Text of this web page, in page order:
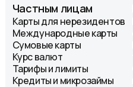
Частным лицам
Карты для нерезидентов
Международные карты
Сумовые карты
Курс валют
Тарифы и лимиты
Кредиты и микрозаймы